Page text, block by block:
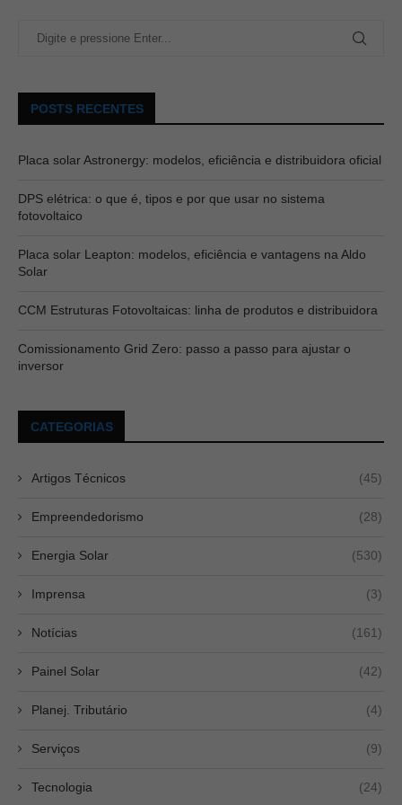
POSTS RECENTES
Placa solar Astronergy: modelos, eficiência e distribuidora oficial
DPS elétrica: o que é, tipos e por que usar no sistema
fotovoltaico
Placa solar Leapton: modelos, eficiência e vantagens na Aldo
Solar
CCM Estruturas Fotovoltaicas: linha de produtos e distribuidora
Comissionamento Grid Zero: passo a passo para ajustar o
inversor
CATEGORIAS
Artigos Técnicos (45)
Empreendedorismo (28)
Energia Solar (530)
Imprensa (3)
Notícias (161)
Painel Solar (42)
Planej. Tributário (4)
Serviços (9)
Tecnologia (24)